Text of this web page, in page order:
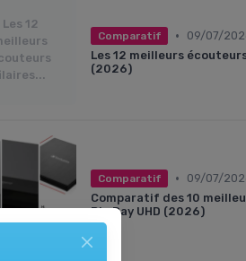
Les 12
Comparatif •
09/07/
Les 12 meilleurs
(2026)
Comparatif •
09/07/
Comparatif des 10
Blu Ray UHD (2026)